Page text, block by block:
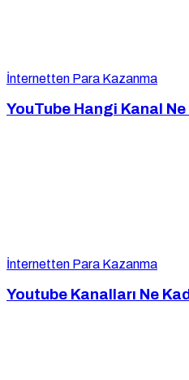
İnternetten Para Kazanma
YouTube Hangi Kanal
İnternetten Para Kazanma
Youtube Kanalları Ne